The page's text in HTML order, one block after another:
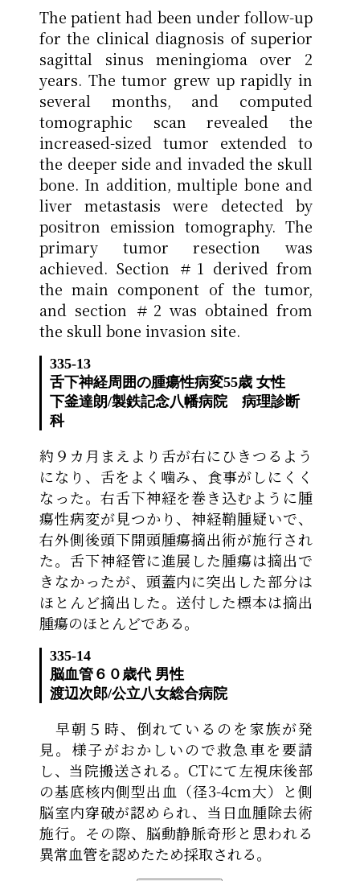
The patient had been under follow-up
for the clinical diagnosis of superior
sagittal sinus meningioma over 2
years. The tumor grew up rapidly in
several months, and computed
tomographic scan revealed the
increased-sized tumor extended to
the deeper side and invaded the skull
bone. In addition, multiple bone and
liver metastasis were detected by
positron emission tomography. The
primary tumor resection was
achieved. Section ＃1 derived from
the main component of the tumor,
and section ＃2 was obtained from
the skull bone invasion site.
335-13
舌下神経周囲の腫瘍性病変55歳 女性
下釜達朗/製鉄記念八幡病院 病理診断
科
約９カ月まえより舌が右にひきつるよう
になり、舌をよく噛み、食事がしにくく
なった。右舌下神経を巻き込むように腫
瘍性病変が見つかり、神経鞘腫疑いで、
右外側後頭下開頭腫瘍摘出術が施行され
た。舌下神経管に進展した腫瘍は摘出で
きなかったが、頭蓋内に突出した部分は
ほとんど摘出した。送付した標本は摘出
腫瘍のほとんどである。
335-14
脳血管 ６０歳代 男性
渡辺次郎/公立八女総合病院
早朝５時、倒れているのを家族が発
見。様子がおかしいので救急車を要請
し、当院搬送される。CTにて左視床後部
の基底核内側型出血（径3-4cm大）と側
脳室内穿破が認められ、当日血腫除去術
施行。その際、脳動静脈奇形と思われる
異常血管を認めたため採取される。